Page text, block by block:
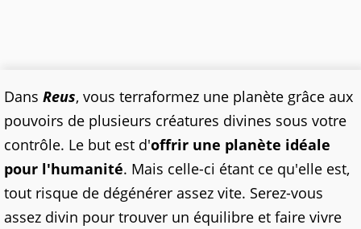
Dans Reus, vous terraformez une planète grâce aux
pouvoirs de plusieurs créatures divines sous votre
contrôle. Le but est d'offrir une planète idéale
pour l'humanité. Mais celle-ci étant ce qu'elle est,
tout risque de dégénérer assez vite. Serez-vous
assez divin pour trouver un équilibre et faire vivre